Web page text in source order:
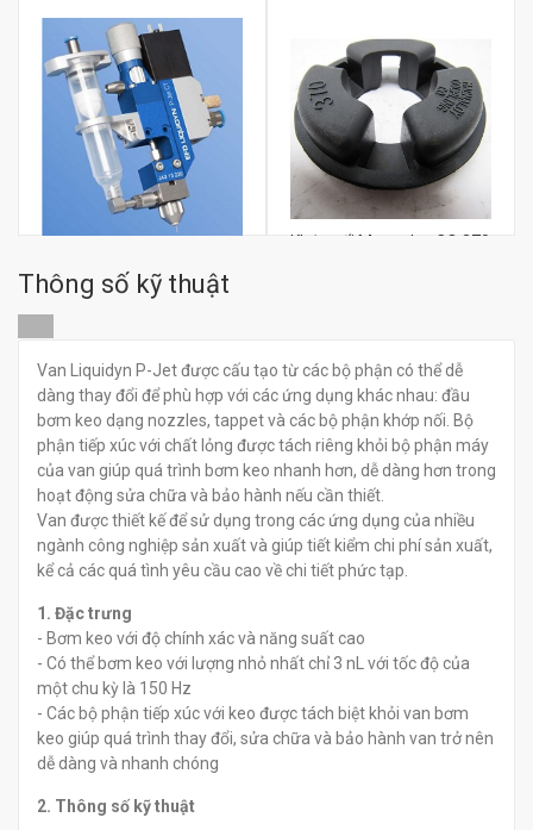
Liquidyn P-Jet CT
0
Khớp nối Magnaloy CO 370
0
Thông số kỹ thuật
Van Liquidyn P-Jet được cấu tạo từ các bộ phận có thể dễ
dàng thay đổi để phù hợp với các ứng dụng khác nhau: đầu
bơm keo dạng nozzles, tappet và các bộ phận khớp nối. Bộ
phận tiếp xúc với chất lỏng được tách riêng khỏi bộ phận máy
của van giúp quá trình bơm keo nhanh hơn, dễ dàng hơn trong
hoạt động sửa chữa và bảo hành nếu cần thiết.
Van được thiết kế để sử dụng trong các ứng dụng của nhiều
ngành công nghiệp sản xuất và giúp tiết kiểm chi phí sản xuất,
kể cả các quá tình yêu cầu cao về chi tiết phức tạp.
1. Đặc trưng
- Bơm keo với độ chính xác và năng suất cao
- Có thể bơm keo với lượng nhỏ nhất chỉ 3 nL với tốc độ của
một chu kỳ là 150 Hz
- Các bộ phận tiếp xúc với keo được tách biệt khỏi van bơm
keo giúp quá trình thay đổi, sửa chữa và bảo hành van trở nên
dễ dàng và nhanh chóng
2. Thông số kỹ thuật